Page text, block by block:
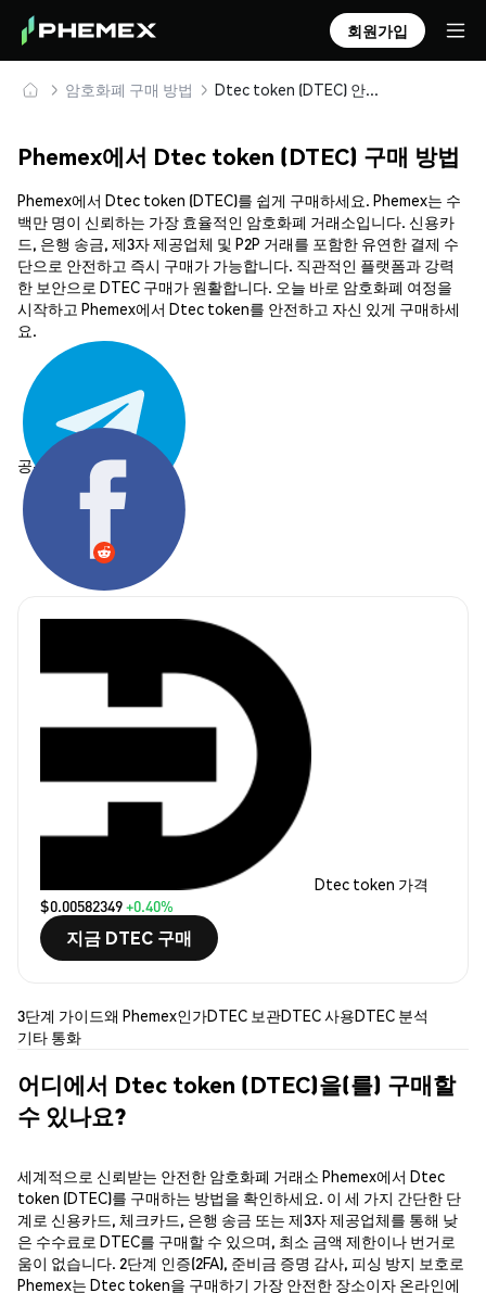
회원가입
암호화폐 구매 방법 Dtec token (DTEC) 안전하게 구매 및 보관
Phemex에서 Dtec token (DTEC) 구매 방법
Phemex에서 Dtec token (DTEC)를 쉽게 구매하세요. Phemex는 수
백만 명이 신뢰하는 가장 효율적인 암호화폐 거래소입니다. 신용카
드, 은행 송금, 제3자 제공업체 및 P2P 거래를 포함한 유연한 결제 수
단으로 안전하고 즉시 구매가 가능합니다. 직관적인 플랫폼과 강력
한 보안으로 DTEC 구매가 원활합니다. 오늘 바로 암호화폐 여정을
시작하고 Phemex에서 Dtec token를 안전하고 자신 있게 구매하세
요.
공유하기:
Dtec token 가격
$0.00582349+0.40%
지금 DTEC 구매
3단계 가이드왜 Phemex인가DTEC 보관DTEC 사용DTEC 분석
기타 통화
어디에서 Dtec token (DTEC)을(를) 구매할
수 있나요?
세계적으로 신뢰받는 안전한 암호화폐 거래소 Phemex에서 Dtec
token (DTEC)를 구매하는 방법을 확인하세요. 이 세 가지 간단한 단
계로 신용카드, 체크카드, 은행 송금 또는 제3자 제공업체를 통해 낮
은 수수료로 DTEC를 구매할 수 있으며, 최소 금액 제한이나 번거로
움이 없습니다. 2단계 인증(2FA), 준비금 증명 감사, 피싱 방지 보호로
Phemex는 Dtec token을 구매하기 가장 안전한 장소이자 온라인에